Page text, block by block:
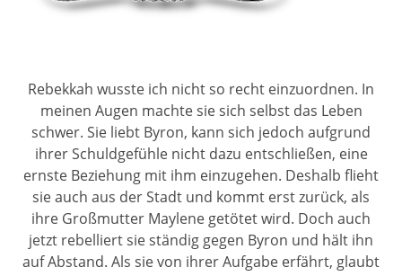
Rebekkah wusste ich nicht so recht einzuordnen. In
meinen Augen machte sie sich selbst das Leben
schwer. Sie liebt Byron, kann sich jedoch aufgrund
ihrer Schuldgefühle nicht dazu entschließen, eine
ernste Beziehung mit ihm einzugehen. Deshalb flieht
sie auch aus der Stadt und kommt erst zurück, als
ihre Großmutter Maylene getötet wird. Doch auch
jetzt rebelliert sie ständig gegen Byron und hält ihn
auf Abstand. Als sie von ihrer Aufgabe erfährt, glaubt